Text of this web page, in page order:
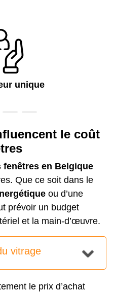
unique
le coût
fenêtres en Belgique
Que ce soit dans le
ou d’une
prévoir un budget
et la main-d’œuvre.
vitrage
le prix d’achat